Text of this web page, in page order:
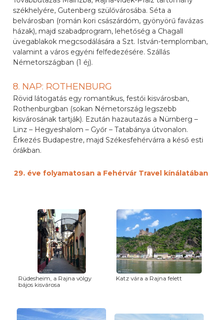
székhelyére, Gutenberg szülővárosába. Séta a
belvárosban (román kori császárdóm, gyönyörű favázas
házak), majd szabadprogram, lehetőség a Chagall
üvegablakok megcsodálására a Szt. István-templomban,
valamint a város egyéni felfedezésére. Szállás
Németországban (1 éj).
8. NAP: ROTHENBURG
Rövid látogatás egy romantikus, festői kisvárosban,
Rothenburgban (sokan Németország legszebb
kisvárosának tartják). Ezután hazautazás a Nürnberg –
Linz – Hegyeshalom – Győr – Tatabánya útvonalon.
Érkezés Budapestre, majd Székesfehérvárra a késő esti
órákban.
29. éve folyamatosan a Fehérvár Travel kínálatában
Rüdesheim, a Rajna völgy
bájos kisvárosa
Katz vára a Rajna felett